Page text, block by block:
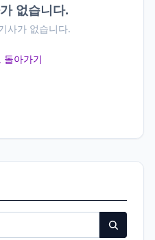
없습니다.
사가 없습니다.
아가기